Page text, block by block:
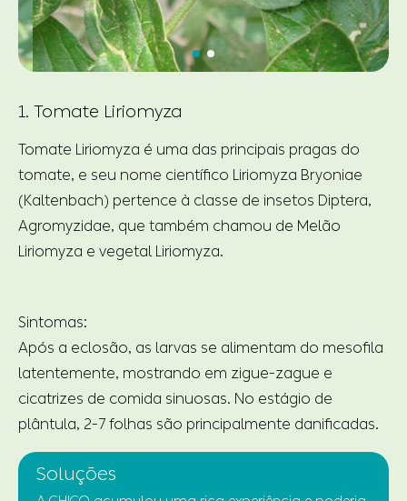
1. Tomate Liriomyza
Tomate Liriomyza é uma das principais pragas do
tomate, e seu nome científico Liriomyza Bryoniae
(Kaltenbach) pertence à classe de insetos Diptera,
Agromyzidae, que também chamou de Melão
Liriomyza e vegetal Liriomyza.
Sintomas:
Após a eclosão, as larvas se alimentam do mesofila
latentemente, mostrando em zigue-zague e
cicatrizes de comida sinuosas. No estágio de
plântula, 2-7 folhas são principalmente danificadas.
Soluções